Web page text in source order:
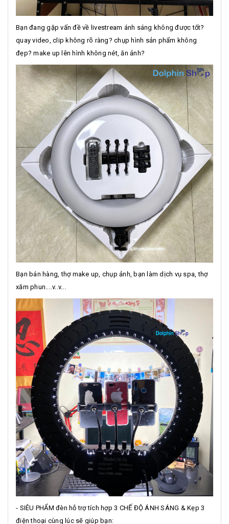
Bạn đang gặp vấn đề về livestream ánh sáng không được tốt?
quay video, clip không rõ ràng? chụp hình sản phẩm không
đẹp? make up lên hình không nét, ăn ảnh?
Bạn bán hàng, thợ make up, chụp ảnh, bạn làm dịch vụ spa, thợ
xăm phun....v..v...
- SIÊU PHẨM đèn hỗ trợ tích hợp 3 CHẾ ĐỘ ÁNH SÁNG & Kẹp 3
điện thoại cùng lúc sẽ giúp bạn: